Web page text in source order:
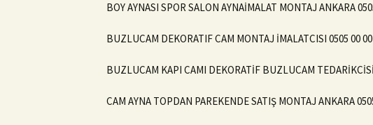
BOY AYNASI SPOR SALON AYNAİMALAT MONTAJ ANKARA
BUZLUCAM DEKORATIF CAM MONTAJ İMALATCISI 0505 00
BUZLUCAM KAPI CAMI DEKORATİF BUZLUCAM
CAM AYNA TOPDAN PAREKENDE SATIŞ MONTAJ ANKARA